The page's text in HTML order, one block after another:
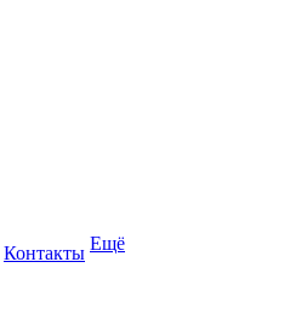
Контакты Ещё